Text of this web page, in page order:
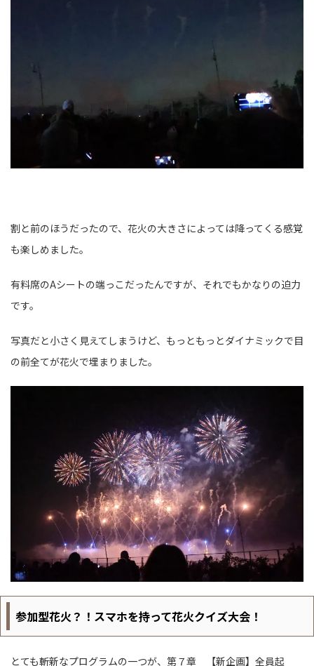
割と前のほうだったので、花火の大きさによっては降ってくる感覚
も楽しめました。
有料席のAシートの端っこだったんですが、それでもかなりの迫力
です。
写真だと小さく見えてしまうけど、もっともっとダイナミックで目
の前全てが花火で埋まりました。
参加型花火？！スマホを持って花火クイズ大会！
とても斬新なプログラムの一つが、第７章 【新企画】全員起